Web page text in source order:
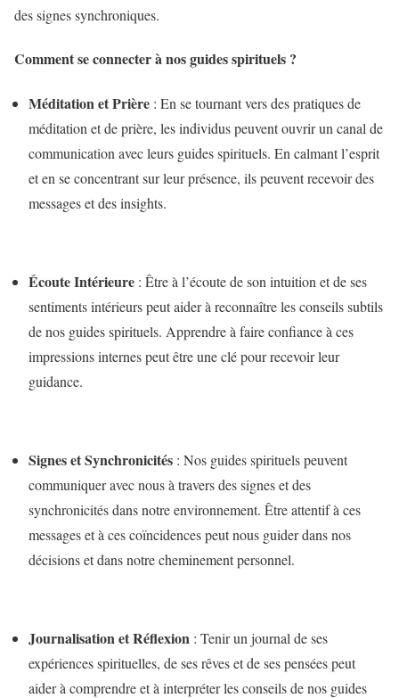
des signes synchroniques.
Comment se connecter à nos guides spirituels ?
Méditation et Prière : En se tournant vers des pratiques de
méditation et de prière, les individus peuvent ouvrir un canal de
communication avec leurs guides spirituels. En calmant l’esprit
et en se concentrant sur leur présence, ils peuvent recevoir des
messages et des insights.
Écoute Intérieure : Être à l’écoute de son intuition et de ses
sentiments intérieurs peut aider à reconnaître les conseils subtils
de nos guides spirituels. Apprendre à faire confiance à ces
impressions internes peut être une clé pour recevoir leur
guidance.
Signes et Synchronicités : Nos guides spirituels peuvent
communiquer avec nous à travers des signes et des
synchronicités dans notre environnement. Être attentif à ces
messages et à ces coïncidences peut nous guider dans nos
décisions et dans notre cheminement personnel.
Journalisation et Réflexion : Tenir un journal de ses
expériences spirituelles, de ses rêves et de ses pensées peut
aider à comprendre et à interpréter les conseils de nos guides